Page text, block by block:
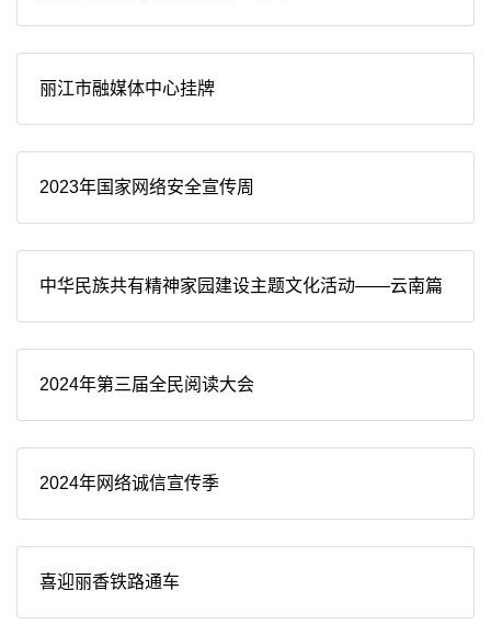
丽江市融媒体中心挂牌
2023年国家网络安全宣传周
中华民族共有精神家园建设主题文化活动——云南篇
2024年第三届全民阅读大会
2024年网络诚信宣传季
喜迎丽香铁路通车